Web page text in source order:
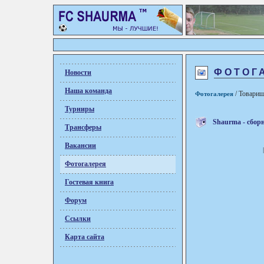
Новости
Наша команда
Турниры
Трансферы
Вакансии
Фотогалерея
Гостевая книга
Форум
Ссылки
Карта сайта
Фотогалерея/
Shaurma -